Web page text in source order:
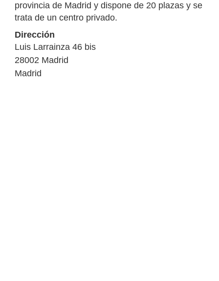
provincia de Madrid y dispone de 20 plazas y se
trata de un centro privado.
Dirección
Luis Larrainza 46 bis
28002 Madrid
Madrid